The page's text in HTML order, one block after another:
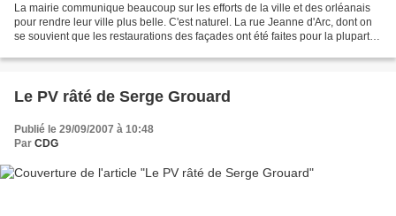
La mairie communique beaucoup sur les efforts de la ville et des orléanais
pour rendre leur ville plus belle. C'est naturel. La rue Jeanne d'Arc, dont on
se souvient que les restaurations des façades ont été faites pour la plupart
Le PV râté de Serge Grouard
Publié le 29/09/2007 à 10:48
Par CDG